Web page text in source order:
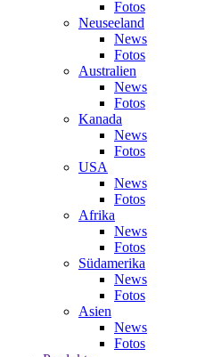
Fotos
Neuseeland
News
Fotos
Australien
News
Fotos
Kanada
News
Fotos
USA
News
Fotos
Afrika
News
Fotos
Südamerika
News
Fotos
Asien
News
Fotos